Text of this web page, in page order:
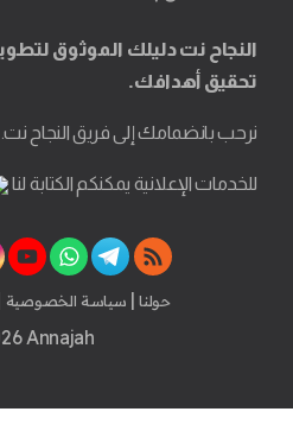
النجاح نت دليلك الموثوق
تحقيق أهدافك.
نرحب بانضمامك إلى فريق النجاح نت.
للخدمات الإعلانية يمكنكم الكتابة لنا
حولنا | سياسة الخصوصية
Annajah